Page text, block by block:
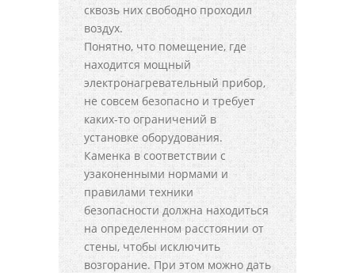
сквозь них свободно проходил
воздух.
Понятно, что помещение, где
находится мощный
электронагревательный прибор,
не совсем безопасно и требует
каких-то ограничений в
установке оборудования.
Каменка в соответствии с
узаконенными нормами и
правилами техники
безопасности должна находиться
на определенном расстоянии от
стены, чтобы исключить
возгорание. При этом можно дать